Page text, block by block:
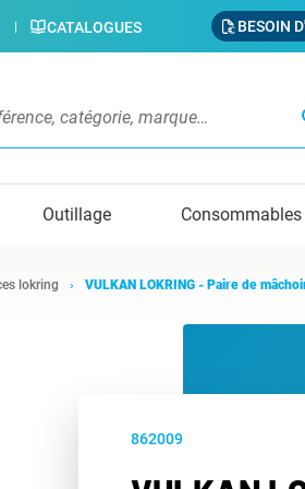
CATALOGUES BESOIN
Outillage Consommables
lokring VULKAN LOKRING - Paire de
862009